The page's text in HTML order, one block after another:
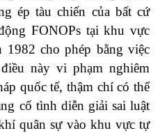
ép tàu chiến của bất cứ
FONOPs tại khu vực
cho phép bằng việc
này vi phạm nghiêm
quốc tế, thậm chí có thể
cố tình diễn giải sai luật
quân sự vào khu vực tự